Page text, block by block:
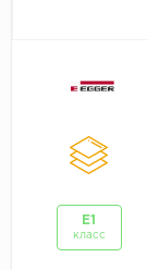
E1
класс